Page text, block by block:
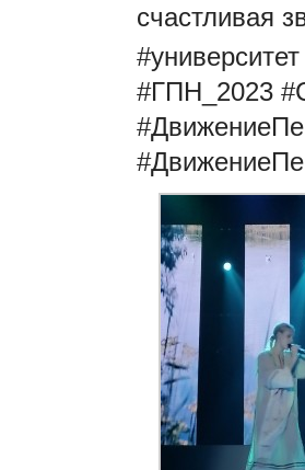
счастливая
#университет
#ГПН_2023